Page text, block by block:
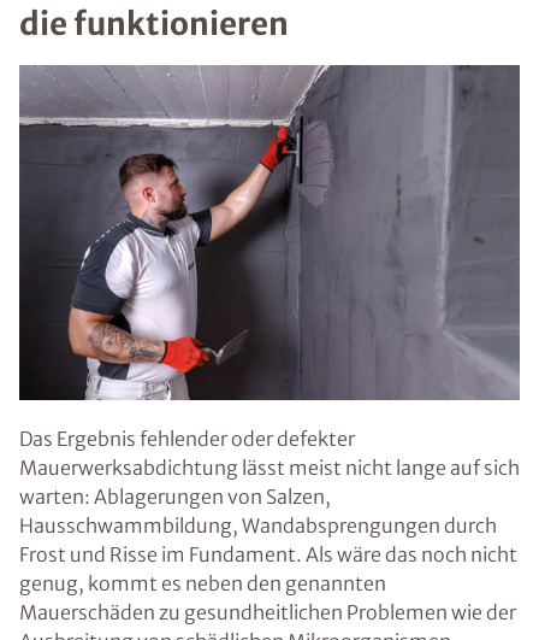
die funktionieren
Das Ergebnis fehlender oder defekter
Mauerwerksabdichtung lässt meist nicht lange auf sich
warten: Ablagerungen von Salzen,
Hausschwammbildung, Wandabsprengungen durch
Frost und Risse im Fundament. Als wäre das noch nicht
genug, kommt es neben den genannten
Mauerschäden zu gesundheitlichen Problemen wie der